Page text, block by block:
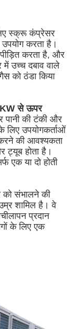
स्क्रू कंप्रेसर
करता है।
करता है, और
उच्च दबाव वाले
को ठंडा किया
से ऊपर
की टंकी और
लिए उपयोगकर्ताओं
की आवश्यकता
ट्यूब होता है।
एक या दो होती
संभालने की
शामिल है। वे
प्रदान
के लिए एक